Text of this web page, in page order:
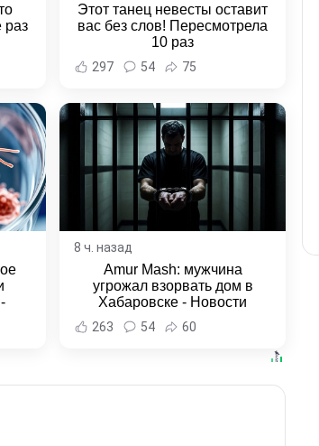
раз
Этот танец невесты оставит
вас без слов! Пересмотрела
10 раз
297 54 75
8 ч. назад
Amur Mash: мужчина
угрожал взорвать дом в
Хабаровске - Новости
Хабаровска и Хабаровского
края
263 54 60